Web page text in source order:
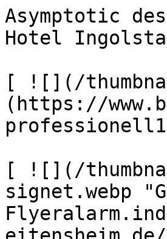
Asymptotic
Hotel
[ ![](/
(https://
[ ![](/
signet.webp